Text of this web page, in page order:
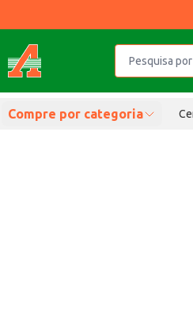
Compre por categoria